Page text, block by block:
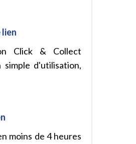
Click & Collect
d'utilisation,
moins de 4 heures